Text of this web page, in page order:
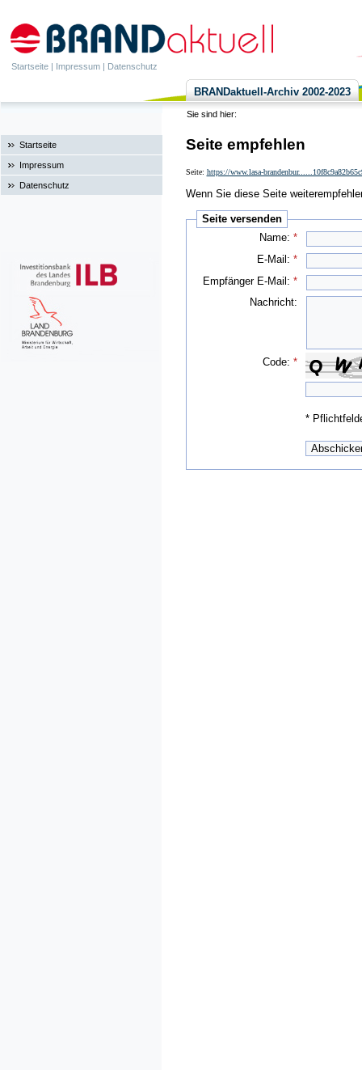
Startseite | Impressum | Datenschutz
BRANDaktuell-Archiv 2002-2023
Sie sind hier:
Startseite
Impressum
Datenschutz
Seite empfehlen
Seite: https://www.lasa-
Wenn Sie diese Seite
Seite versenden
Name:*
E-Mail:*
Empfänger E-Mail:*
Nachricht:
Code:*
*